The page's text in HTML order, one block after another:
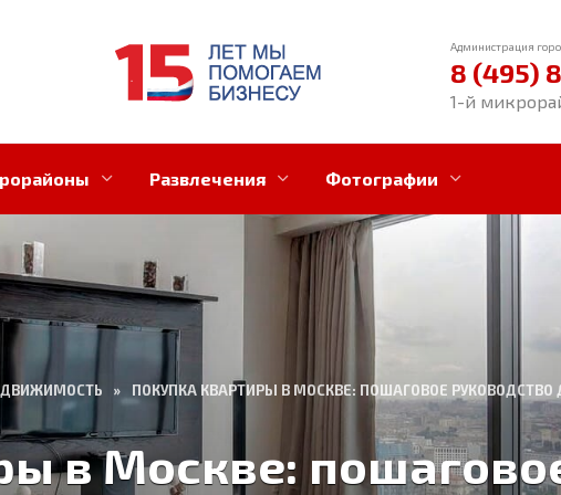
Администрация
8 (495)
1-й
Развлечения Фотографии
» ПОКУПКА КВАРТИРЫ В МОСКВЕ: ПОШАГОВОЕ РУКОВОДСТВО
в Москве: